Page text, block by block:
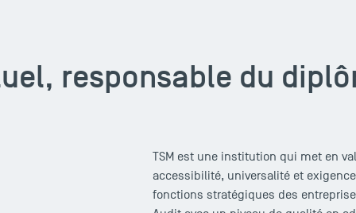
responsable du
TSM est une institution qui met en
accessibilité, universalité et
fonctions stratégiques des